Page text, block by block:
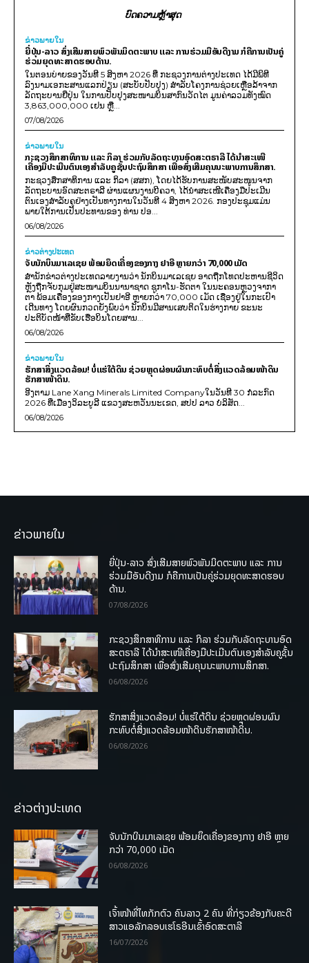
ບົດຄວາມຫຼ້າສຸດ
ຂ່າວພາຍ​ໃນ
ຍີ່ປຸ່ນ-ລາວ ສົ່ງເສີມສາຍພົວພັນມິດຕະພາບ ແລະ ການຮ່ວມມືອັນດີງາມ ກໍຄືການເປັນຄູ່
ຮ່ວມຍຸດທະສາດຮອບດ້ານ.
ໃນຕອນບ່າຍຂອງວັນທີ 5 ສິງຫາ 2026 ທີ່ ກະຊວງການຕ່າງປະເທດ ໄດ້ມີພິທີ
ລົງນາມເອກະສານແລກປ່ຽນ (ສະບັບປັບປຸງ) ສໍາລັບໂຄງການຊ່ວຍເຫຼືອລ້າຈາກ
ລັດຖະບານຍີ່ປຸ່ນ ໃນການປັບປຸງສະໜາມບິນສາກົນວັດໄຕ ມູນຄ່າລວມທັງໝົດ
3,863,000,000 ເຢນ ຫຼື...
07/08/2026
ຂ່າວພາຍ​ໃນ
ກະຊວງສຶກສາທິການ ແລະ ກິລາ ຮ່ວມກັບລັດຖະບານອົດສະຕຣາລີ ໄດ້ນຳສະເໜີ
ເຄື່ອງມືປະເມີນຕົນເອງສຳລັບຄູຊັ້ນປະຖົມສຶກສາ ເພື່ອສົ່ງເສີມຄຸນນະພາບການສຶກສາ.
ກະຊວງສຶກສາທິການ ແລະ ກິລາ (ສສກ), ໂດຍໄດ້ຮັບການສະໜັບສະໜູນຈາກ
ລັດຖະບານອົດສະຕຣາລີ ຜ່ານແຜນງານບີຄວາ, ໄດ້ນຳສະເໜີເຄື່ອງມືປະເມີນ
ຕົນເອງສຳລັບຄູຢ່າງເປັນທາງການໃນວັນທີ 4 ສິງຫາ 2026. ກອງປະຊຸມແມ່ນ
ພາຍໃຕ້ການເປັນປະທານຂອງ ທ່ານ ປອ...
06/08/2026
ຂ່າວຕ່າງປະເທດ
ຈັບນັກບິນມາເລເຊຍ ພ້ອມຍຶດເຄື່ອງຂອງກາງ ຢາອີ ຫຼາຍກວ່າ 70,000 ເມັດ
ສຳນັກຂ່າວຕ່າງປະເທດລາຍງານວ່າ ນັກບິນມາເລເຊຍ ອາດຖືກໂທດປະຫານຊີວິດ
ຫຼັງຖືກຈັບກຸມຢູ່ສະໜາມບິນນານາຊາດ ຊູກາໂນ-ຮັດຕາ ໃນນະຄອນຫຼວງຈາກາ
ຕາ ພ້ອມເຄື່ອງຂອງກາງເປັນຢາອີ ຫຼາຍກວ່າ 70,000 ເມັດ ເຊື່ອງຢູ່ໃນກະເປົາ
ເດີນທາງ ໂດຍຜົນກວດຍັງພົບວ່າ ນັກບິນມີສານເສບຕິດໃນຮ່າງກາຍ ຂະນະ
ປະຕິບັດໜ້າທີ່ຂັບເຮືອບິນໂດຍສານ...
06/08/2026
ຂ່າວພາຍ​ໃນ
ຮັກສາສິ່ງແວດລ້ອມ! ບໍ່ແຮ່ໃຕ້ດິນ ຊ່ວຍຫຼຸດຜ່ອນຜົນກະທົບຕໍ່ສິ່ງແວດລ້ອມໜ້າດິນ
ຮັກສາໜ້າດິນ.
ອີງຕາມ Lane Xang Minerals Limited Companyໃນວັນທີ 30 ກໍລະກົດ
2026 ທີ່ເມືອງວິລະບູລີ ແຂວງສະຫວັນນະເຂດ, ສປປ ລາວ ບໍລິສັດ...
06/08/2026
ຂ່າວພາຍໃນ
ຍີ່ປຸ່ນ-ລາວ ສົ່ງເສີມສາຍພົວພັນມິດຕະພາບ ແລະ ການ
ຮ່ວມມືອັນດີງາມ ກໍຄືການເປັນຄູ່ຮ່ວມຍຸດທະສາດຮອບ
ດ້ານ.
07/08/2026
ກະຊວງສຶກສາທິການ ແລະ ກິລາ ຮ່ວມກັບລັດຖະບານອົດ
ສະຕຣາລີ ໄດ້ນຳສະເໜີເຄື່ອງມືປະເມີນຕົນເອງສຳລັບຄູຊັ້ນ
ປະຖົມສຶກສາ ເພື່ອສົ່ງເສີມຄຸນນະພາບການສຶກສາ.
06/08/2026
ຮັກສາສິ່ງແວດລ້ອມ! ບໍ່ແຮ່ໃຕ້ດິນ ຊ່ວຍຫຼຸດຜ່ອນຜົນ
ກະທົບຕໍ່ສິ່ງແວດລ້ອມໜ້າດິນຮັກສາໜ້າດິນ.
06/08/2026
ຂ່າວຕ່າງປະເທດ
ຈັບນັກບິນມາເລເຊຍ ພ້ອມຍຶດເຄື່ອງຂອງກາງ ຢາອີ ຫຼາຍ
ກວ່າ 70,000 ເມັດ
06/08/2026
ເຈົ້າໜ້າທີ່ໄທກັກຕົວ ຄົນລາວ 2 ຄົນ ທີ່ກ່ຽວຂ້ອງກັບຄະດີ
ສາວແອລັກລອບເຮໂຣອີນເຂົ້າອົດສະຕາລີ
16/07/2026